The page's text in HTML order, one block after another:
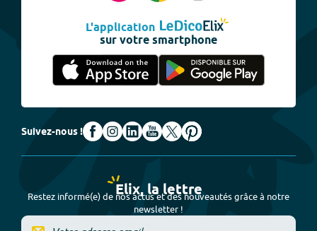
L'application
sur votre smartphone
Suivez-nous !
Elix, la lettre
Restez informé(e) de nos actus et des nouveautés grâce à notre
newsletter !